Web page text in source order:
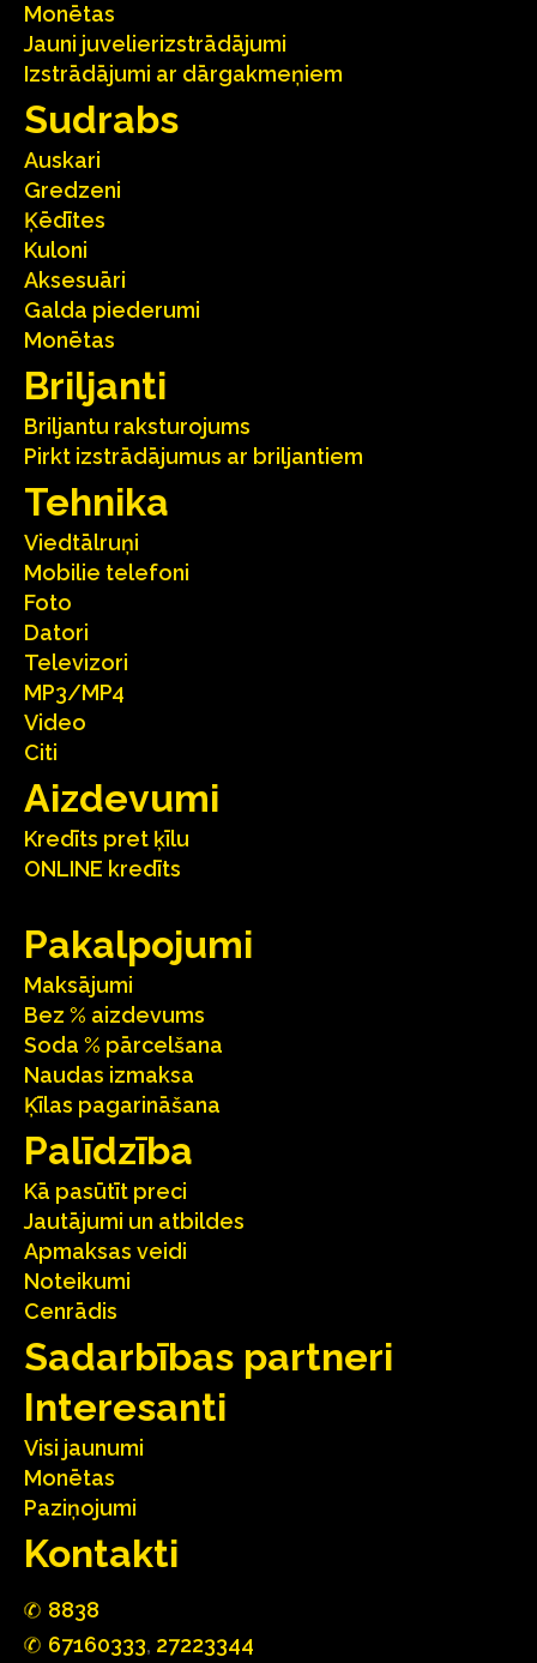
Monētas
Jauni juvelierizstrādājumi
Izstrādājumi ar dārgakmeņiem
Sudrabs
Auskari
Gredzeni
Ķēdītes
Kuloni
Aksesuāri
Galda piederumi
Monētas
Briljanti
Briljantu raksturojums
Pirkt izstrādājumus ar briljantiem
Tehnika
Viedtālruņi
Mobilie telefoni
Foto
Datori
Televizori
MP3/MP4
Video
Citi
Aizdevumi
Kredīts pret ķīlu
ONLINE kredīts
Pakalpojumi
Maksājumi
Bez % aizdevums
Soda % pārcelšana
Naudas izmaksa
Ķīlas pagarināšana
Palīdzība
Kā pasūtīt preci
Jautājumi un atbildes
Apmaksas veidi
Noteikumi
Cenrādis
Sadarbības partneri
Interesanti
Visi jaunumi
Monētas
Paziņojumi
Kontakti
8838
67160333, 27223344